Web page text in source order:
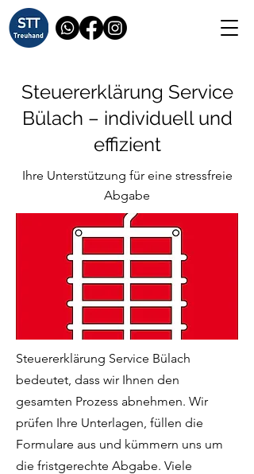
Steuererklärung Service
Bülach – individuell und
effizient
Ihre Unterstützung für eine stressfreie
Abgabe
Steuererklärung Service Bülach
bedeutet, dass wir Ihnen den
gesamten Prozess abnehmen. Wir
prüfen Ihre Unterlagen, füllen die
Formulare aus und kümmern uns um
die fristgerechte Abgabe. Viele